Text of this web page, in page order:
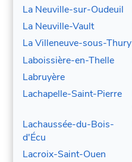
La Neuville-sur-Oudeuil
La Neuville-Vault
La Villeneuve-sous-Thury
Laboissière-en-Thelle
Labruyère
Lachapelle-Saint-Pierre
Lachaussée-du-Bois-
d'Écu
Lacroix-Saint-Ouen